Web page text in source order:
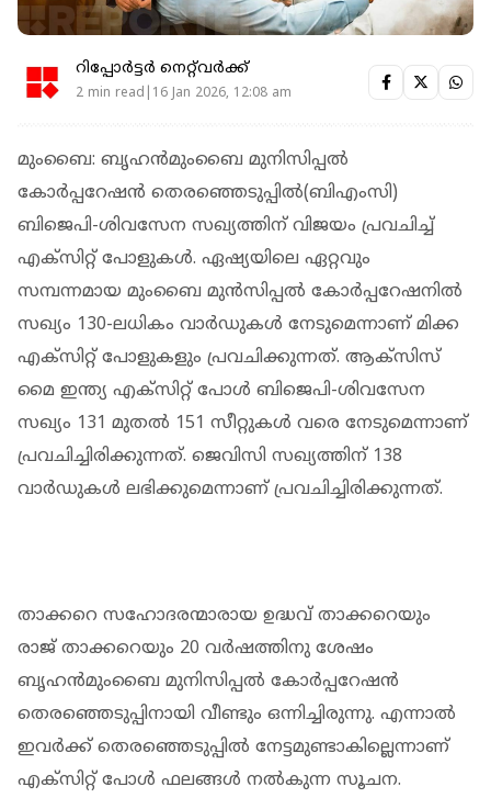
റിപ്പോർട്ടർ നെറ്റ്‌വര്‍ക്ക്‌
2 min read|16 Jan 2026, 12:08 am
മുംബൈ: ബൃഹൻമുംബൈ മുനിസിപ്പൽ
കോർപ്പറേഷൻ തെരഞ്ഞെടുപ്പിൽ(ബിഎംസി)
ബിജെപി-ശിവസേന സഖ്യത്തിന് വിജയം പ്രവചിച്ച്
എക്സിറ്റ് പോളുകൾ. ഏഷ്യയിലെ ഏറ്റവും
സമ്പന്നമായ മുംബൈ മുൻസിപ്പൽ കോർപ്പറേഷനിൽ
സഖ്യം 130-ലധികം വാർഡുകൾ നേടുമെന്നാണ് മിക്ക
എക്സിറ്റ് പോളുകളും പ്രവചിക്കുന്നത്. ആക്സിസ്
മൈ ഇന്ത്യ എക്സിറ്റ് പോൾ ബിജെപി-ശിവസേന
സഖ്യം 131 മുതൽ 151 സീറ്റുകൾ വരെ നേടുമെന്നാണ്
പ്രവചിച്ചിരിക്കുന്നത്. ജെവിസി സഖ്യത്തിന് 138
വാർഡുകൾ ലഭിക്കുമെന്നാണ് പ്രവചിച്ചിരിക്കുന്നത്.
താക്കറെ സഹോദരന്മാരായ ഉദ്ധവ് താക്കറെയും
രാജ് താക്കറെയും 20 വർഷത്തിനു ശേഷം
ബൃഹൻമുംബൈ മുനിസിപ്പൽ കോർപ്പറേഷൻ
തെരഞ്ഞെടുപ്പിനായി വീണ്ടും ഒന്നിച്ചിരുന്നു. എന്നാൽ
ഇവർക്ക് തെരഞ്ഞെടുപ്പിൽ നേട്ടമുണ്ടാകില്ലെന്നാണ്
എക്സിറ്റ് പോൾ ഫലങ്ങൾ നൽകുന്ന സൂചന.